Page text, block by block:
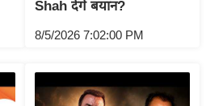
Shah देंगे बयान?
8/5/2026 7:02:00 PM